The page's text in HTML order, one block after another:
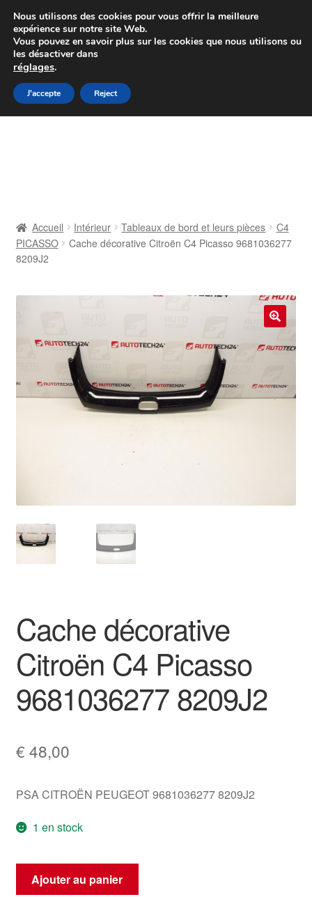
Colissimo livraison à partir de 7 EUR
Du lundi au vendredi de 9 h à 16 h
Aller
à
Aller
au
Contact
Mon compte
Paiements
Politique de confidentialité
Procédure de Réclamation
Accueil Intérieur Tableaux de bord et leurs pièces
C4
PICASSO
Cache décorative Citroën C4 Picasso 9681036277
8209J2
Cache décorative
Citroën C4 Picasso
9681036277 8209J2
€ 48,00
PSA CITROËN PEUGEOT 9681036277 8209J2
1 en stock
quantité
Ajouter au panier
Nous utilisons des cookies pour vous offrir la meilleure
expérience sur notre site Web.
Vous pouvez en savoir plus sur les cookies que nous utilisons ou
les désactiver dans
réglages.
J'accepte Reject